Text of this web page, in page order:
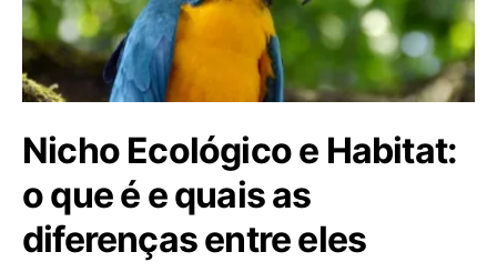
Nicho Ecológico e Habitat:
o que é e quais as
diferenças entre eles